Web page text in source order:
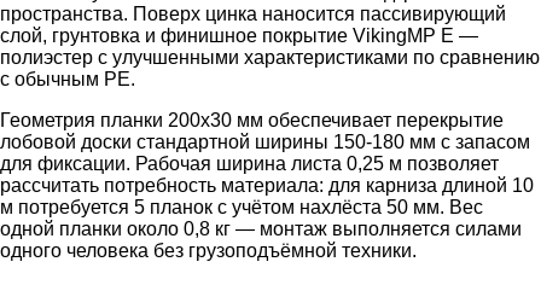
пространства. Поверх цинка наносится пассивирующий
слой, грунтовка и финишное покрытие VikingMP E —
полиэстер с улучшенными характеристиками по сравнению
с обычным PE.
Геометрия планки 200х30 мм обеспечивает перекрытие
лобовой доски стандартной ширины 150-180 мм с запасом
для фиксации. Рабочая ширина листа 0,25 м позволяет
рассчитать потребность материала: для карниза длиной 10
м потребуется 5 планок с учётом нахлёста 50 мм. Вес
одной планки около 0,8 кг — монтаж выполняется силами
одного человека без грузоподъёмной техники.